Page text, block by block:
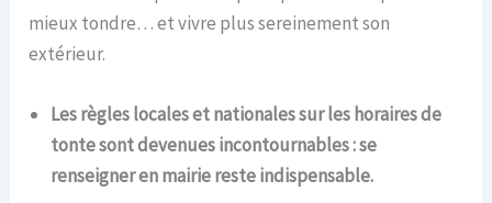
mieux tondre… et vivre plus sereinement son
extérieur.
Les règles locales et nationales sur les horaires de
tonte sont devenues incontournables : se
renseigner en mairie reste indispensable.